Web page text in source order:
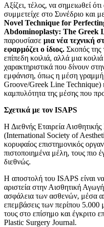
Αξίζει, τέλος, να σημειωθεί
συμμετείχε στο Συνέδριο και
Novel Technique for
Abdominoplasty: The Greek
παρουσίασε μια νέα τεχνική
εφαρμόζει ο ίδιος. Σκοπός της
επίπεδη κοιλιά, αλλά μια
χαρακτηριστικά που δίνουν
εμφάνιση, όπως η μέση γραμμή
Groove/Greek Line Technique)
καμπυλότητα της μέσης που
Σχετικά με τον ISAPS
Η Διεθνής Εταιρεία
(International Society of
κορυφαίος επιστημονικός
πιστοποιημένα μέλη, τους πιο
διεθνώς.
Η αποστολή του ISAPS είναι να
αριστεία στην Αισθητική
ασφάλεια των ασθενών, μέσα
επεμβάσεις των περίπου 5.000
τους στο επίσημο και έγκριτο
Plastic Surgery Journal.